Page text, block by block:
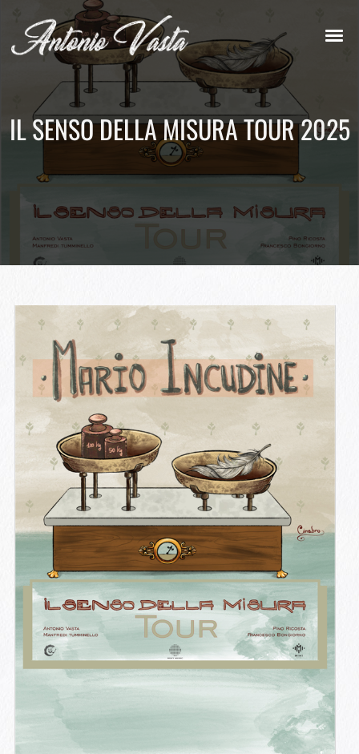
IL SENSO DELLA MISURA TOUR 2025